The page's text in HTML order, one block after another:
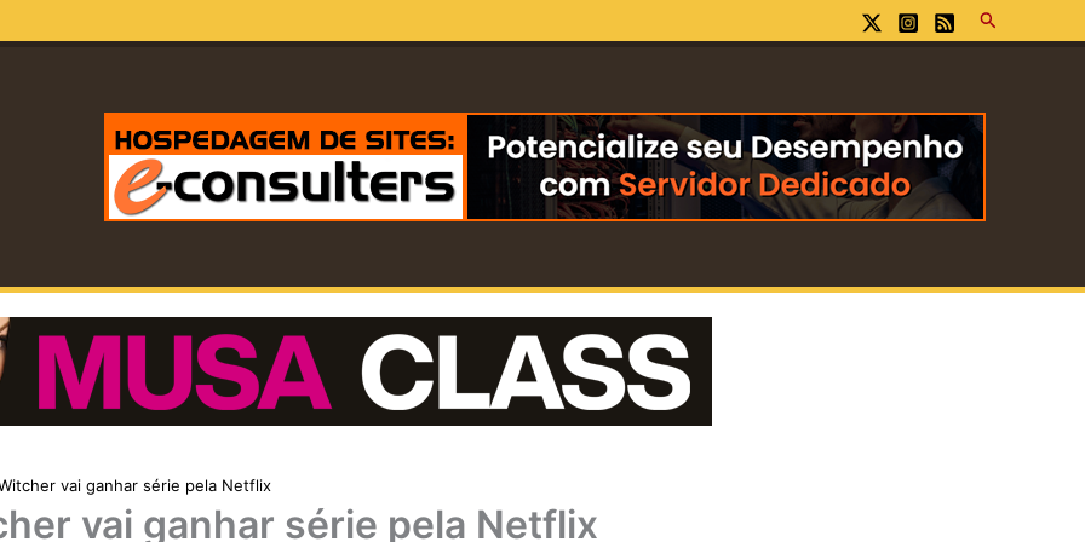
Pesquisar
vai ganhar série pela Netflix
vai ganhar série pela Netflix